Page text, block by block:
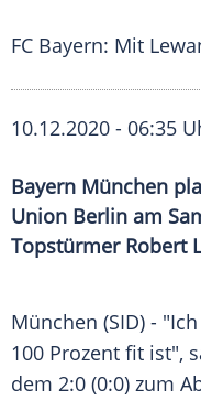
FC Bayern: Mit
10.12.2020 - 06:35
Bayern München
Union Berlin am
Topstürmer Robert
München (SID) -
100 Prozent fit ist",
dem 2:0 (0:0) zum